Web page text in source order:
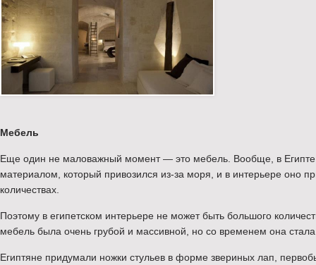
Мебель
Еще один не маловажный момент — это мебель. Вообще, в
материалом, который привозился из-за моря, и в интерьере оно
количествах.
Поэтому в египетском интерьере не может быть большого
мебель была очень грубой и массивной, но со временем она
Египтяне придумали ножки стульев в форме звериных лап,